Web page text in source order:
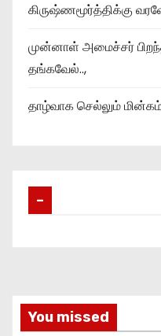
கிருஷ்ணமூர்த்திக்கு
முன்னாள் அமைச்சர்
தங்கவேல்..,
தாழ்வாக செல்லும்
–
You missed